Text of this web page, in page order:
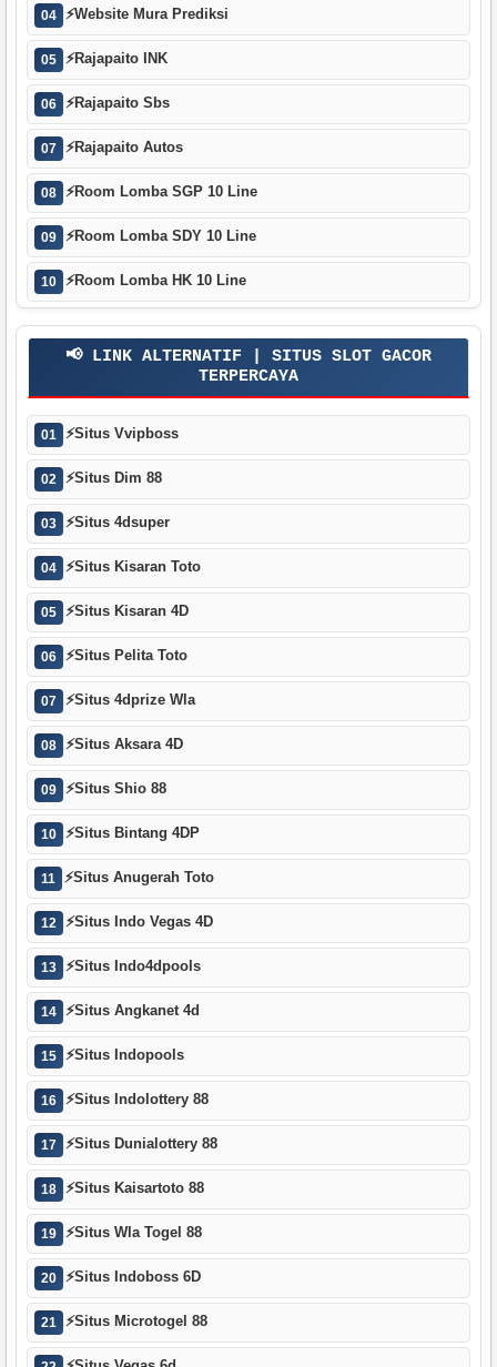
04 ⚡Website Mura Prediksi
05 ⚡Rajapaito INK
06 ⚡Rajapaito Sbs
07 ⚡Rajapaito Autos
08 ⚡Room Lomba SGP 10 Line
09 ⚡Room Lomba SDY 10 Line
10 ⚡Room Lomba HK 10 Line
📢 LINK ALTERNATIF | SITUS SLOT GACOR
TERPERCAYA
01 ⚡Situs Vvipboss
02 ⚡Situs Dim 88
03 ⚡Situs 4dsuper
04 ⚡Situs Kisaran Toto
05 ⚡Situs Kisaran 4D
06 ⚡Situs Pelita Toto
07 ⚡Situs 4dprize Wla
08 ⚡Situs Aksara 4D
09 ⚡Situs Shio 88
10 ⚡Situs Bintang 4DP
11 ⚡Situs Anugerah Toto
12 ⚡Situs Indo Vegas 4D
13 ⚡Situs Indo4dpools
14 ⚡Situs Angkanet 4d
15 ⚡Situs Indopools
16 ⚡Situs Indolottery 88
17 ⚡Situs Dunialottery 88
18 ⚡Situs Kaisartoto 88
19 ⚡Situs Wla Togel 88
20 ⚡Situs Indoboss 6D
21 ⚡Situs Microtogel 88